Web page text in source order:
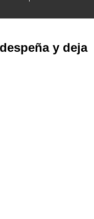
y deja